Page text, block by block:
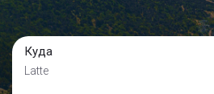
Куда
Latte